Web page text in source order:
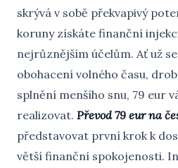
skrývá v sobě překvapivý
koruny získáte finanční
nejrůznějším účelům. Ať už
obohacení volného času,
splnění menšího snu, 79 eur
realizovat. Převod 79 eur na
představovat první krok k
větší finanční spokojenosti.